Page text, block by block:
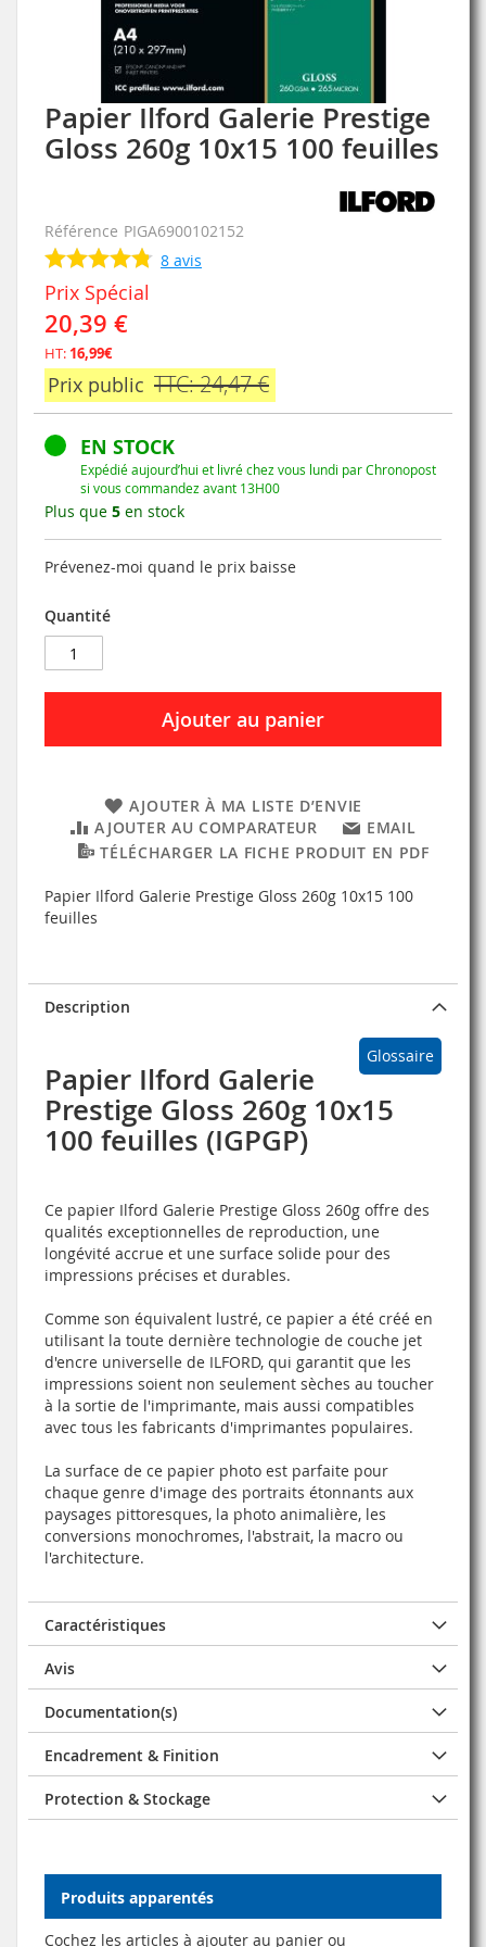
Papier Ilford Galerie Prestige
Gloss 260g 10x15 100 feuilles
Référence PIGA6900102152
8 avis
Prix Spécial
20,39 €
HT: 16,99€
Prix public TTC: 24,47 €
EN STOCK
Expédié aujourd’hui et livré chez vous lundi par Chronopost
si vous commandez avant 13H00
Plus que 5 en stock
Prévenez-moi quand le prix baisse
Quantité
Ajouter au panier
AJOUTER À MA LISTE D’ENVIE
AJOUTER AU COMPARATEUR
EMAIL
TÉLÉCHARGER LA FICHE PRODUIT EN PDF
Papier Ilford Galerie Prestige Gloss 260g 10x15 100
feuilles
Skip
to
the
the
images
gallery
Description
Glossaire
Papier Ilford Galerie
Prestige Gloss 260g 10x15
100 feuilles (IGPGP)
Ce papier Ilford Galerie Prestige Gloss 260g offre des
qualités exceptionnelles de reproduction, une
longévité accrue et une surface solide pour des
impressions précises et durables.
Comme son équivalent lustré, ce papier a été créé en
utilisant la toute dernière technologie de couche jet
d'encre universelle de ILFORD, qui garantit que les
impressions soient non seulement sèches au toucher
à la sortie de l'imprimante, mais aussi compatibles
avec tous les fabricants d'imprimantes populaires.
La surface de ce papier photo est parfaite pour
chaque genre d'image des portraits étonnants aux
paysages pittoresques, la photo animalière, les
conversions monochromes, l'abstrait, la macro ou
l'architecture.
Caractéristiques
Avis
Documentation(s)
Encadrement & Finition
Protection & Stockage
Produits apparentés
Cochez les articles à ajouter au panier ou